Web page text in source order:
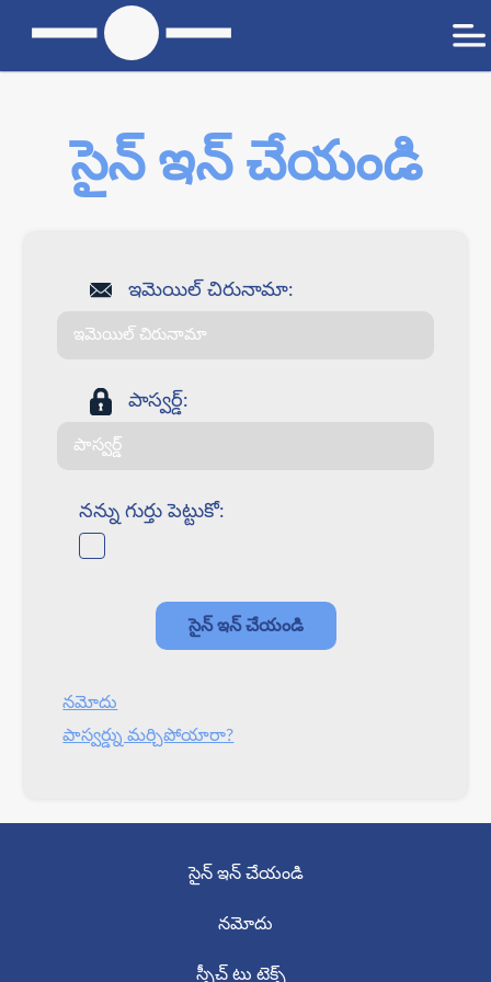
సైన్ ఇన్ చేయండి
ఇమెయిల్ చిరునామా:
పాస్వర్డ్:
నన్ను గుర్తు పెట్టుకో:
నమోదు
పాస్వర్డ్ను మర్చిపోయారా?
సైన్ ఇన్ చేయండి
నమోదు
స్పీచ్ టు టెక్స్ట్